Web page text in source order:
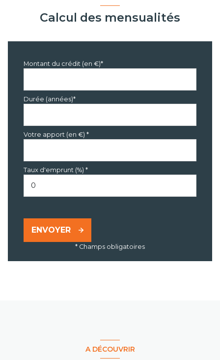
Calcul des mensualités
Montant du crédit (en €)*
Durée (années)*
Votre apport (en €) *
Taux d'emprunt (%) *
ENVOYER
* Champs obligatoires
A DÉCOUVRIR